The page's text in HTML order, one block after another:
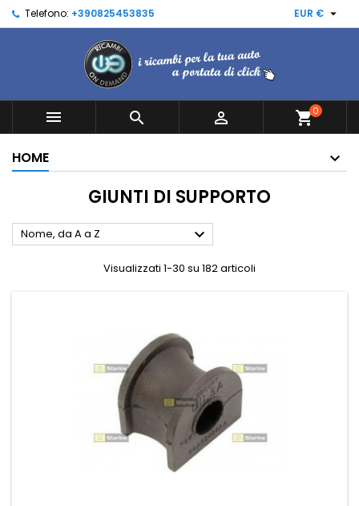
Telefono: +390825453835 EUR € 
   shopping_cart0
HOME
GIUNTI DI SUPPORTO
Nome, da A a Z 
Visualizzati 1-30 su 182 articoli